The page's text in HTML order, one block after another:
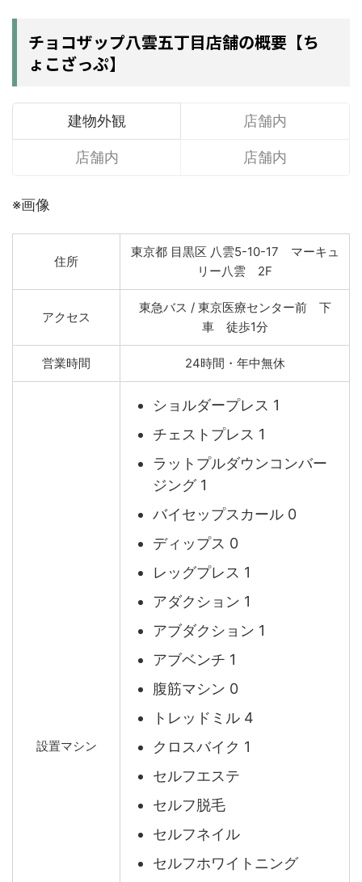
チョコザップ八雲五丁目店舗の概要【ち
ょこざっぷ】
建物外観 店舗内
店舗内 店舗内
※画像
住所
東京都 目黒区 八雲5-10-17 マーキュ
リー八雲 2F
アクセス
東急バス / 東京医療センター前 下
車 徒歩1分
営業時間 24時間・年中無休
設置マシン
ショルダープレス 1
チェストプレス 1
ラットプルダウンコンバー
ジング 1
バイセップスカール 0
ディップス 0
レッグプレス 1
アダクション 1
アブダクション 1
アブベンチ 1
腹筋マシン 0
トレッドミル 4
クロスバイク 1
セルフエステ
セルフ脱毛
セルフネイル
セルフホワイトニング